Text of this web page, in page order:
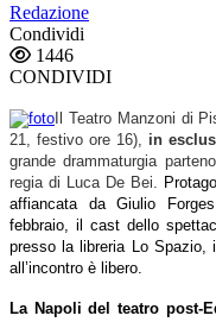
Redazione
Condividi
1446
CONDIVIDI
Il Teatro Manzoni di
21, festivo ore 16), in
grande drammaturgia
regia di Luca De Bei
affiancata daGiulio
febbraio , il cast dello
presso la libreria
Lo Spazio,
all’incontro è libero.
La Napoli del teatro post-